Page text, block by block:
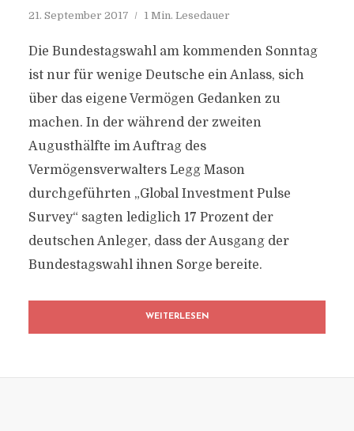
21. September 2017 1 Min. Lesedauer
Die Bundestagswahl am kommenden Sonntag
ist nur für wenige Deutsche ein Anlass, sich
über das eigene Vermögen Gedanken zu
machen. In der während der zweiten
Augusthälfte im Auftrag des
Vermögensverwalters Legg Mason
durchgeführten „Global Investment Pulse
Survey“ sagten lediglich 17 Prozent der
deutschen Anleger, dass der Ausgang der
Bundestagswahl ihnen Sorge bereite.
WEITERLESEN